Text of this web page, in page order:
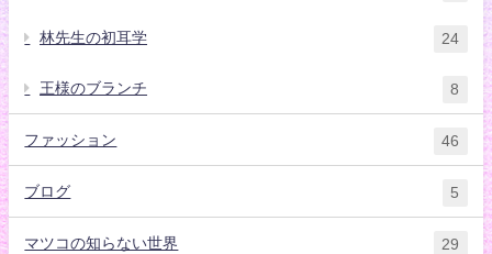
林先生の初耳学 24
王様のブランチ 8
ファッション 46
ブログ 5
マツコの知らない世界 29